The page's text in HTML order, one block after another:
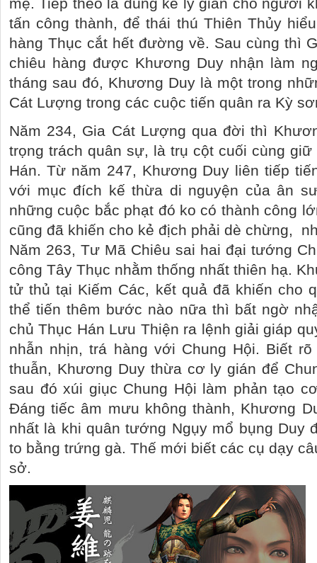
tấn công thành, để thái thú Thiên Thủy
hàng Thục cắt hết đường về. Sau cùng thì
chiêu hàng được Khương Duy nhận làm
tháng sau đó, Khương Duy là một trong
Cát Lượng trong các cuộc tiến quân ra Kỳ
Năm 234, Gia Cát Lượng qua đời thì
trọng trách quân sự, là trụ cột cuối cùng
Hán. Từ năm 247, Khương Duy liên tiếp
với mục đích kế thừa di nguyện của ân
những cuộc bắc phạt đó ko có thành công
cũng đã khiến cho kẻ địch phải dè chừng,
Năm 263, Tư Mã Chiêu sai hai đại tướng
công Tây Thục nhằm thống nhất thiên hạ.
tử thủ tại Kiếm Các, kết quả đã khiến cho
thể tiến thêm bước nào nữa thì bất ngờ
chủ Thục Hán Lưu Thiện ra lệnh giải giáp
nhẫn nhịn, trá hàng với Chung Hội. Biết
thuẫn, Khương Duy thừa cơ ly gián để
sau đó xúi giục Chung Hội làm phản tạo
Đáng tiếc âm mưu không thành, Khương
nhất là khi quân tướng Ngụy mổ bụng Duy
to bằng trứng gà. Thế mới biết các cụ dạy
sở.